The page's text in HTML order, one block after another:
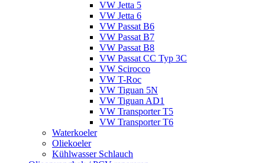
VW Jetta 5
VW Jetta 6
VW Passat B6
VW Passat B7
VW Passat B8
VW Passat CC Typ 3C
VW Scirocco
VW T-Roc
VW Tiguan 5N
VW Tiguan AD1
VW Transporter T5
VW Transporter T6
Waterkoeler
Oliekoeler
Kühlwasser Schlauch